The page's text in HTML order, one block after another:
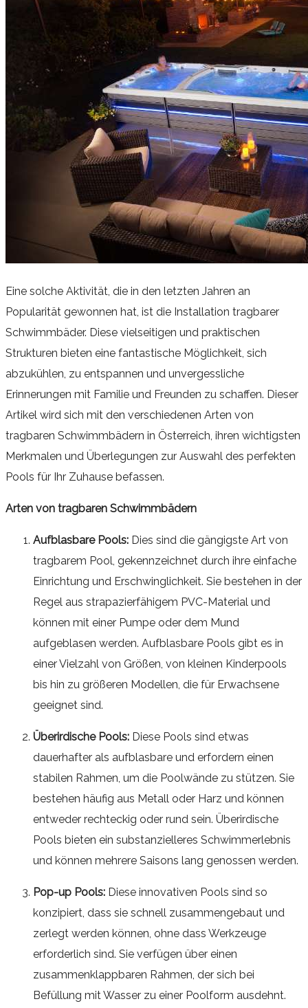
Eine solche Aktivität, die in den letzten Jahren an
Popularität gewonnen hat, ist die Installation tragbarer
Schwimmbäder. Diese vielseitigen und praktischen
Strukturen bieten eine fantastische Möglichkeit, sich
abzukühlen, zu entspannen und unvergessliche
Erinnerungen mit Familie und Freunden zu schaffen. Dieser
Artikel wird sich mit den verschiedenen Arten von
tragbaren Schwimmbädern in Österreich, ihren wichtigsten
Merkmalen und Überlegungen zur Auswahl des perfekten
Pools für Ihr Zuhause befassen.
Arten von tragbaren Schwimmbädern
Aufblasbare Pools: Dies sind die gängigste Art von
tragbarem Pool, gekennzeichnet durch ihre einfache
Einrichtung und Erschwinglichkeit. Sie bestehen in der
Regel aus strapazierfähigem PVC-Material und
können mit einer Pumpe oder dem Mund
aufgeblasen werden. Aufblasbare Pools gibt es in
einer Vielzahl von Größen, von kleinen Kinderpools
bis hin zu größeren Modellen, die für Erwachsene
geeignet sind.
Überirdische Pools: Diese Pools sind etwas
dauerhafter als aufblasbare und erfordern einen
stabilen Rahmen, um die Poolwände zu stützen. Sie
bestehen häufig aus Metall oder Harz und können
entweder rechteckig oder rund sein. Überirdische
Pools bieten ein substanzielleres Schwimmerlebnis
und können mehrere Saisons lang genossen werden.
Pop-up Pools: Diese innovativen Pools sind so
konzipiert, dass sie schnell zusammengebaut und
zerlegt werden können, ohne dass Werkzeuge
erforderlich sind. Sie verfügen über einen
zusammenklappbaren Rahmen, der sich bei
Befüllung mit Wasser zu einer Poolform ausdehnt.